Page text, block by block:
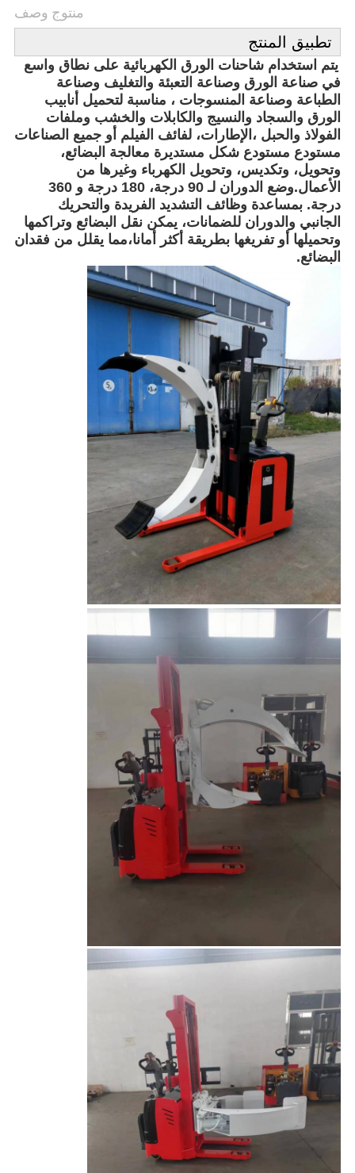
منتوج وصف
تطبيق المنتج
يتم استخدام شاحنات الورق الكهربائية على نطاق واسع
في صناعة الورق وصناعة التعبئة والتغليف وصناعة
الطباعة وصناعة المنسوجات ، مناسبة لتحميل أنابيب
الورق والسجاد والنسيج والكابلات والخشب وملفات
الفولاذ والحبل ،الإطارات، لفائف الفيلم أو جميع الصناعات
مستودع مستودع شكل مستديرة معالجة البضائع،
وتحويل، وتكديس، وتحويل الكهرباء وغيرها من
الأعمال.وضع الدوران لـ 90 درجة، 180 درجة و 360
درجة. بمساعدة وظائف التشديد الفريدة والتحريك
الجانبي والدوران للضمانات، يمكن نقل البضائع وتراكمها
وتحميلها أو تفريغها بطريقة أكثر أمانا،مما يقلل من فقدان
البضائع.